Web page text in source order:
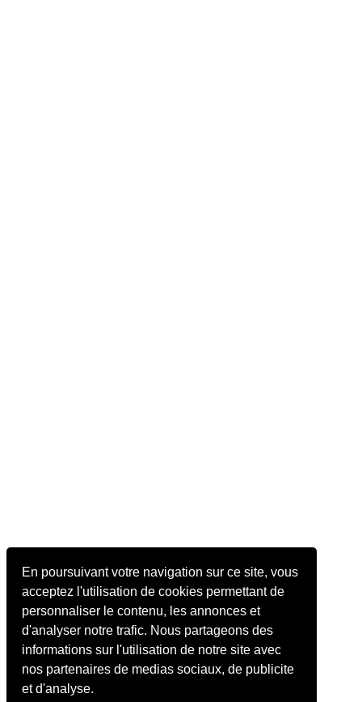
En poursuivant votre navigation sur ce site, vous
acceptez l'utilisation de cookies permettant de
personnaliser le contenu, les annonces et
d'analyser notre trafic. Nous partageons des
informations sur l'utilisation de notre site avec
nos partenaires de medias sociaux, de publicite
et d'analyse.